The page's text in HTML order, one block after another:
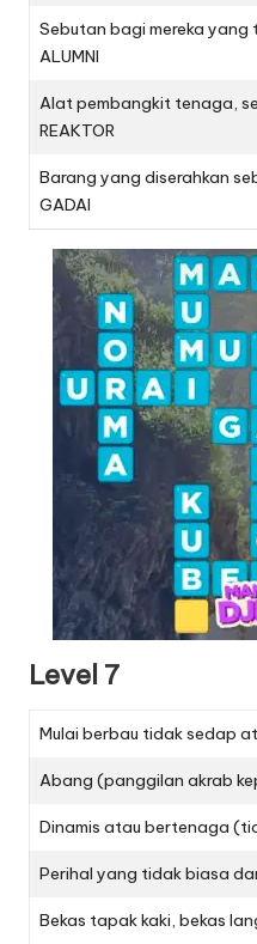
Sebutan bagi mereka yang
ALUMNI
Alat pembangkit tenaga,
REAKTOR
Barang yang diserahkan
GADAI
Level 7
Mulai berbau tidak sedap
Abang (panggilan akrab
Dinamis atau bertenaga
Perihal yang tidak biasa
Bekas tapak kaki, bekas